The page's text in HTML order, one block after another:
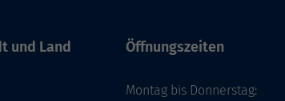
und Land Öffnungszeiten
Montag bis Donnerstag: